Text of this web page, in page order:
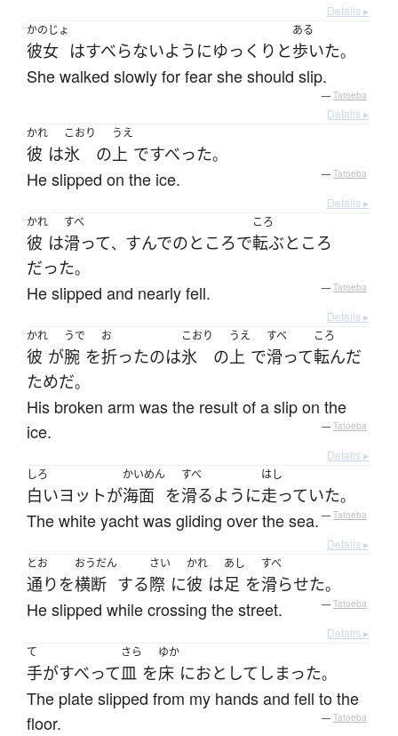
Details ▸
かのじょ
彼女 はすべらないようにゆっくりと
ある
歩いた。
She walked slowly for fear she should slip.
— Tatoeba
Details ▸
かれ
彼 は
こおり
氷 の
うえ
上 ですべった。
He slipped on the ice. — Tatoeba
Details ▸
かれ
彼 は
すべ
滑って、 すんでのところで
ころ
転ぶところ
だった。
He slipped and nearly fell. — Tatoeba
Details ▸
かれ
彼 が
うで
腕 を
お
折ったのは
こおり
氷 の
うえ
上 で
すべ
滑って
ころ
転んだ
ためだ。
His broken arm was the result of a slip on the
ice.
— Tatoeba
Details ▸
しろ
白いヨットが
かいめん
海面 を
すべ
滑るように
はし
走っていた。
The white yacht was gliding over the sea. — Tatoeba
Details ▸
とお
通り を
おうだん
横断 する
さい
際 に
かれ
彼 は
あし
足 を
すべ
滑らせた。
He slipped while crossing the street. — Tatoeba
Details ▸
て
手がすべって
さら
皿 を
ゆか
床 におとして しまった。
The plate slipped from my hands and fell to the
floor.
— Tatoeba